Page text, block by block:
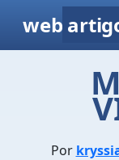
web
Por